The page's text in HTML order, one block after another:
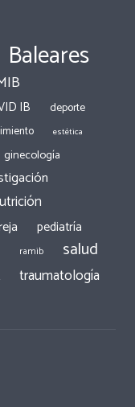
Baleares
IB
deporte
estética
ginecología
pediatría
ramib salud
traumatología